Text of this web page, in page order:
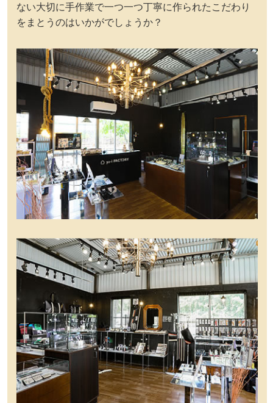
ない大切に手作業で一つ一つ丁寧に作られたこだわり
をまとうのはいかがでしょうか？